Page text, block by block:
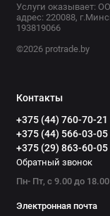
Услуги оказывает:
адрес: 220088,
193819066
©2026 protrade.by
Контакты
+375 (44) 760-70-21
+375 (44) 566-03-05
+375 (29) 863-60-05
Обратный звонок
Пн- Пт, с 9.00 до 18.00
Электронная почта